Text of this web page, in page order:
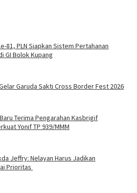
81, PLN Siapkan Sistem Pertahanan
GI Bolok Kupang
Garuda Sakti Cross Border Fest 2026
Terima Pengarahan Kasbrigif
Yonif TP 939/MMM
Jeffry: Nelayan Harus Jadikan
Prioritas